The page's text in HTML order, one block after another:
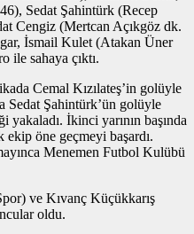
Sedat Şahintürk (Recep
Cengiz (Mertcan Açıkgöz dk.
İsmail Kulet (Atakan Üner
ile sahaya çıktı.
Cemal Kızılateş’in golüyle
Sedat Şahintürk’ün golüyle
İkinci yarının başında
öne geçmeyi başardı.
Menemen Futbol Kulübü
ve Kıvanç Küçükkarış
oldu.